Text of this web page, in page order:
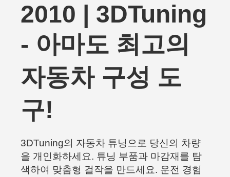
2010 | 3DTuning
- 아마도 최고의
자동차 구성 도
구!
3DTuning의 자동차 튜닝으로 당신의 차량
을 개인화하세요. 튜닝 부품과 마감재를 탐
색하여 맞춤형 걸작을 만드세요. 운전 경험